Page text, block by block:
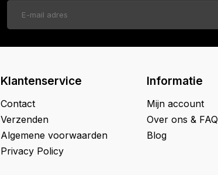
Klantenservice
Contact
Verzenden
Algemene voorwaarden
Privacy Policy
Informatie
Mijn account
Over ons & FAQ
Blog